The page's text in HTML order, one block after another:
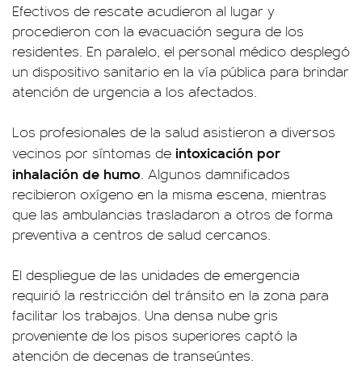
Efectivos de rescate acudieron al lugar y
procedieron con la evacuación segura de los
residentes. En paralelo, el personal médico desplegó
un dispositivo sanitario en la vía pública para brindar
atención de urgencia a los afectados.
Los profesionales de la salud asistieron a diversos
vecinos por síntomas de intoxicación por
inhalación de humo. Algunos damnificados
recibieron oxígeno en la misma escena, mientras
que las ambulancias trasladaron a otros de forma
preventiva a centros de salud cercanos.
El despliegue de las unidades de emergencia
requirió la restricción del tránsito en la zona para
facilitar los trabajos. Una densa nube gris
proveniente de los pisos superiores captó la
atención de decenas de transeúntes.